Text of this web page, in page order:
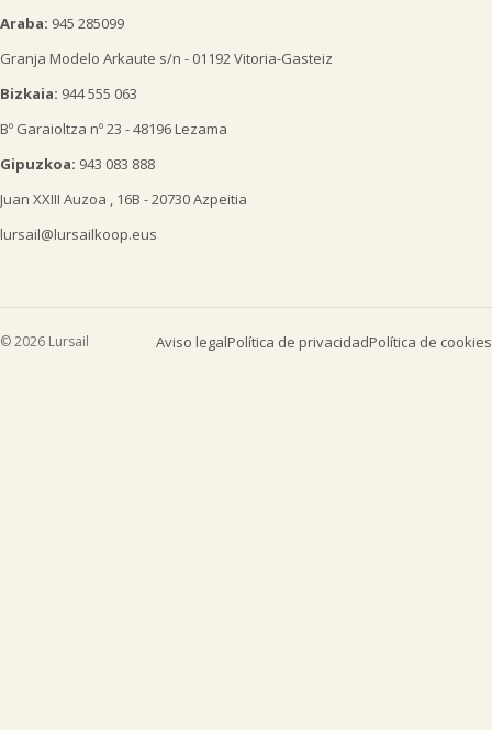
Araba: 945 285099
Granja Modelo Arkaute s/n - 01192 Vitoria-Gasteiz
Bizkaia: 944 555 063
Bº Garaioltza nº 23 - 48196 Lezama
Gipuzkoa: 943 083 888
Juan XXIII Auzoa , 16B - 20730 Azpeitia
lursail@lursailkoop.eus
© 2026 Lursail Aviso legalPolítica de privacidadPolítica de cookies